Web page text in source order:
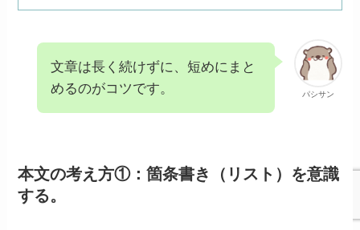
パシサン
文章は長く続けずに、短めにまと
めるのがコツです。
本文の考え方①：箇条書き（リスト）を意識
する。